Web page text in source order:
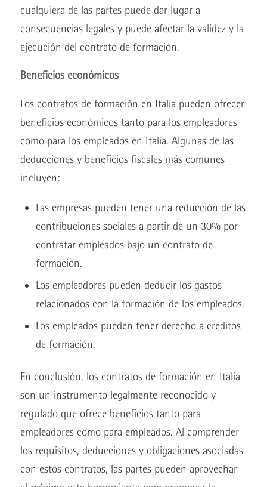
cualquiera de las partes puede dar lugar a
consecuencias legales y puede afectar la validez y la
ejecución del contrato de formación.
Beneficios económicos
Los contratos de formación en Italia pueden ofrecer
beneficios económicos tanto para los empleadores
como para los empleados en Italia. Algunas de las
deducciones y beneficios fiscales más comunes
incluyen:
Las empresas pueden tener una reducción de las
contribuciones sociales a partir de un 30% por
contratar empleados bajo un contrato de
formación.
Los empleadores pueden deducir los gastos
relacionados con la formación de los empleados.
Los empleados pueden tener derecho a créditos
de formación.
En conclusión, los contratos de formación en Italia
son un instrumento legalmente reconocido y
regulado que ofrece beneficios tanto para
empleadores como para empleados. Al comprender
los requisitos, deducciones y obligaciones asociadas
con estos contratos, las partes pueden aprovechar